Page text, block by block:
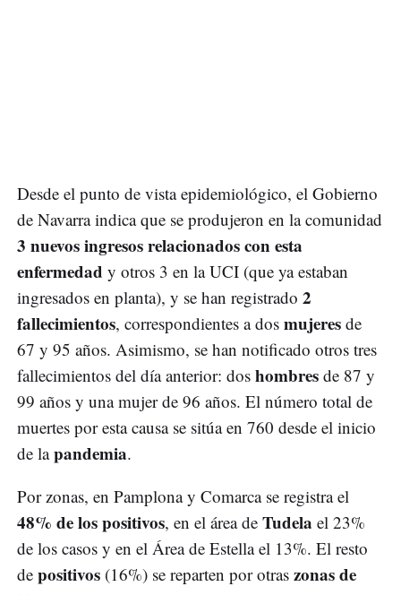
Desde el punto de vista epidemiológico, el Gobierno
de Navarra indica que se produjeron en la comunidad
3 nuevos ingresos relacionados con esta
enfermedad y otros 3 en la UCI (que ya estaban
ingresados en planta), y se han registrado 2
fallecimientos, correspondientes a dos mujeres de
67 y 95 años. Asimismo, se han notificado otros tres
fallecimientos del día anterior: dos hombres de 87 y
99 años y una mujer de 96 años. El número total de
muertes por esta causa se sitúa en 760 desde el inicio
de lapandemia.
Por zonas, en Pamplona y Comarca se registra el
48% de los positivos, en el área de Tudela el 23%
de los casos y en el Área de Estella el 13%. El resto
de positivos (16%) se reparten por otras zonas de